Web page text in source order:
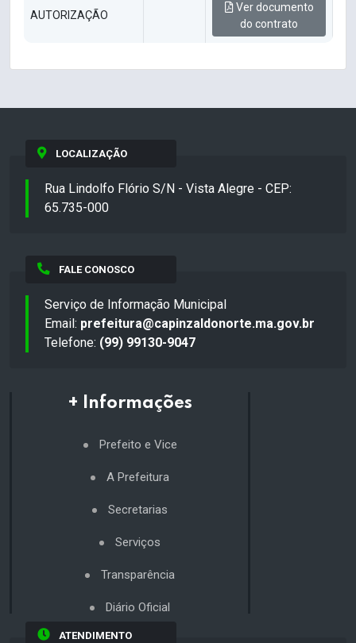
AUTORIZAÇÃO
Ver documento
do contrato
LOCALIZAÇÃO
Rua Lindolfo Flório S/N - Vista Alegre - CEP:
65.735-000
FALE CONOSCO
Serviço de Informação Municipal
Email: prefeitura@capinzaldonorte.ma.gov.br
Telefone: (99) 99130-9047
+ Informações
Prefeito e Vice
A Prefeitura
Secretarias
Serviços
Transparência
Diário Oficial
ATENDIMENTO